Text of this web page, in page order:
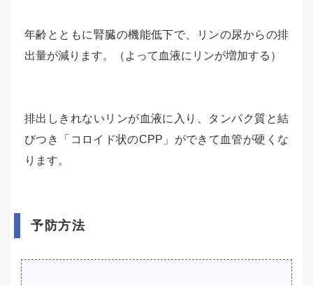
年齢とともに腎臓の機能低下で、リンの尿からの排
出量が減ります。（よって血液にリンが増加する）
排出しきれないリンが血液に入り、タンパク質と結
びつき「コロイド状のCPP」ができて血管が硬くな
ります。
予防方法